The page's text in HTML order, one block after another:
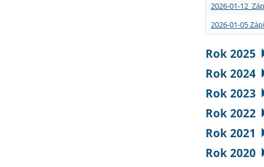
2026-01-12
2026-01-05
Rok 2025
Rok 2024
Rok 2023
Rok 2022
Rok 2021
Rok 2020